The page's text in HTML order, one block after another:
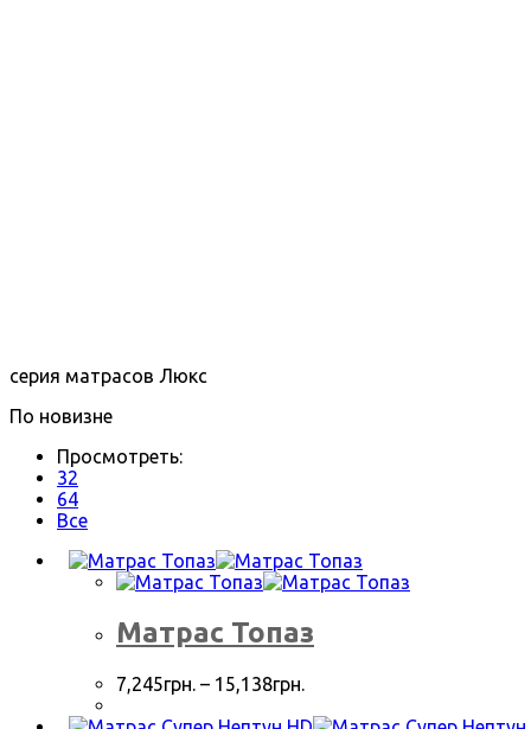
серия матрасов Люкс
По новизне
Просмотреть:
32
64
Все
Матрас Топаз
7,245грн. – 15,138грн.